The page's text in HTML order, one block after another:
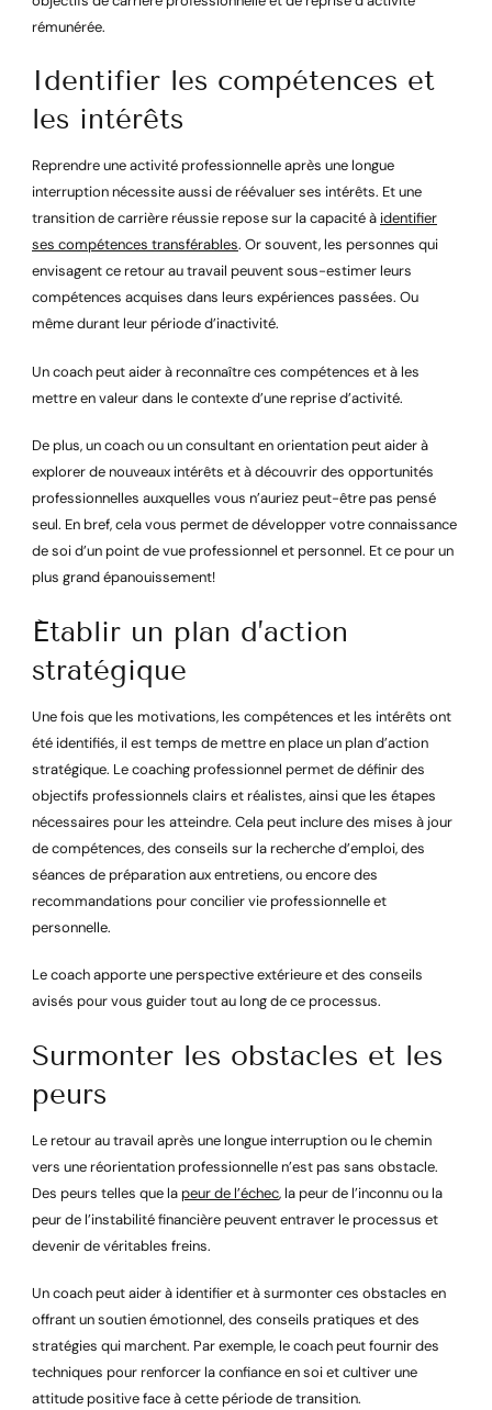
rémunérée.
Identifier les compétences et
les intérêts
Reprendre une activité professionnelle après une longue
interruption nécessite aussi de réévaluer ses intérêts. Et une
transition de carrière réussie repose sur la capacité à identifier
ses compétences transférables. Or souvent, les personnes qui
envisagent ce retour au travail peuvent sous-estimer leurs
compétences acquises dans leurs expériences passées. Ou
même durant leur période d’inactivité.
Un coach peut aider à reconnaître ces compétences et à les
mettre en valeur dans le contexte d’une reprise d’activité.
De plus, un coach ou un consultant en orientation peut aider à
explorer de nouveaux intérêts et à découvrir des opportunités
professionnelles auxquelles vous n’auriez peut-être pas pensé
seul. En bref, cela vous permet de développer votre connaissance
de soi d’un point de vue professionnel et personnel. Et ce pour un
plus grand épanouissement!
Établir un plan d’action
stratégique
Une fois que les motivations, les compétences et les intérêts ont
été identifiés, il est temps de mettre en place un plan d’action
stratégique. Le coaching professionnel permet de définir des
objectifs professionnels clairs et réalistes, ainsi que les étapes
nécessaires pour les atteindre. Cela peut inclure des mises à jour
de compétences, des conseils sur la recherche d’emploi, des
séances de préparation aux entretiens, ou encore des
recommandations pour concilier vie professionnelle et
personnelle.
Le coach apporte une perspective extérieure et des conseils
avisés pour vous guider tout au long de ce processus.
Surmonter les obstacles et les
peurs
Le retour au travail après une longue interruption ou le chemin
vers une réorientation professionnelle n’est pas sans obstacle.
Des peurs telles que la peur de l’échec, la peur de l’inconnu ou la
peur de l’instabilité financière peuvent entraver le processus et
devenir de véritables freins.
Un coach peut aider à identifier et à surmonter ces obstacles en
offrant un soutien émotionnel, des conseils pratiques et des
stratégies qui marchent. Par exemple, le coach peut fournir des
techniques pour renforcer la confiance en soi et cultiver une
attitude positive face à cette période de transition.